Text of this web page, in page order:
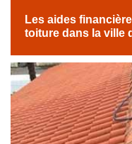
Les aides
toiture dans la ville